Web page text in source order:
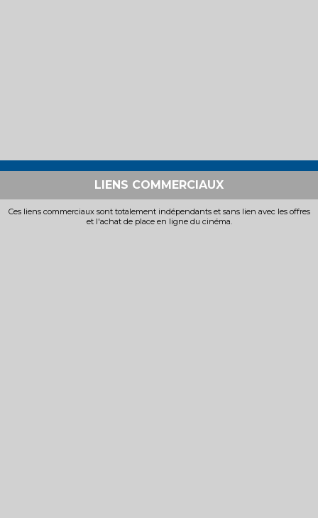
LIENS COMMERCIAUX
Ces liens commerciaux sont totalement indépendants et sans lien avec les offres
et l'achat de place en ligne du cinéma.